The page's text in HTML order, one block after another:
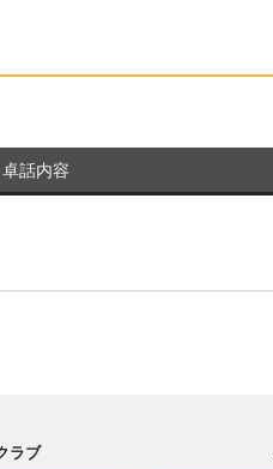
卓話内容
ラブ